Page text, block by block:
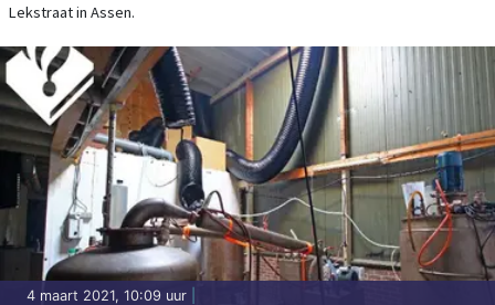
Lekstraat in Assen.
4 maart 2021, 10:09 uur